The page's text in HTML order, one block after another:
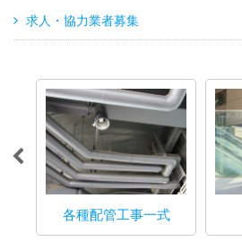
求人・協力業者募集
各種配管工事一式